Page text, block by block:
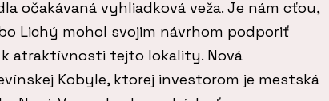
očakávaná vyhliadková veža. Je nám cťou,
Lichý mohol svojim návrhom podporiť
atraktívnosti tejto lokality. Nová
Kobyle, ktorej investorom je mestská